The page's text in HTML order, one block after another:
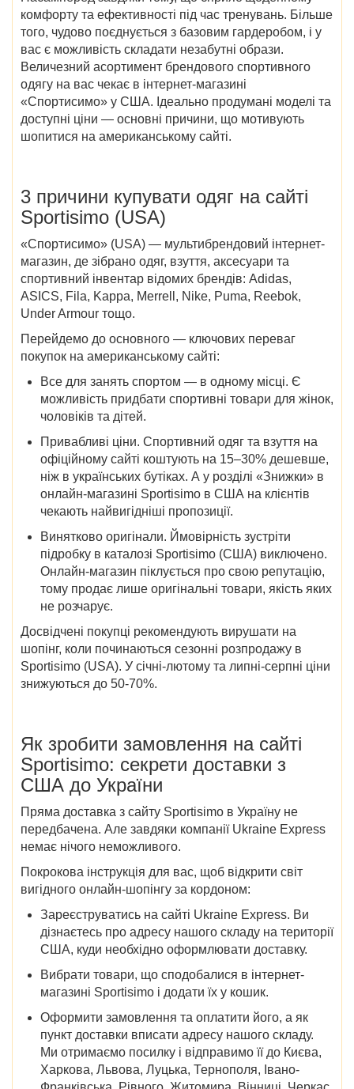
комфорту та ефективності під час тренувань. Більше
того, чудово поєднується з базовим гардеробом, і у
вас є можливість складати незабутні образи.
Величезний асортимент брендового спортивного
одягу на вас чекає в інтернет-магазині
«Спортисимо» у США. Ідеально продумані моделі та
доступні ціни — основні причини, що мотивують
шопитися на американському сайті.
3 причини купувати одяг на сайті
Sportisimo (USA)
«Спортисимо» (USA) — мультибрендовий інтернет-
магазин, де зібрано одяг, взуття, аксесуари та
спортивний інвентар відомих брендів: Adidas,
ASICS, Fila, Kappa, Merrell, Nike, Puma, Reebok,
Under Armour тощо.
Перейдемо до основного — ключових переваг
покупок на американському сайті:
Все для занять спортом — в одному місці. Є
можливість придбати спортивні товари для жінок,
чоловіків та дітей.
Привабливі ціни. Спортивний одяг та взуття на
офіційному сайті коштують на 15–30% дешевше,
ніж в українських бутіках. А у розділі «Знижки» в
онлайн-магазині Sportisimo в США на клієнтів
чекають найвигідніші пропозиції.
Винятково оригінали. Ймовірність зустріти
підробку в каталозі Sportisimo (США) виключено.
Онлайн-магазин піклується про свою репутацію,
тому продає лише оригінальні товари, якість яких
не розчарує.
Досвідчені покупці рекомендують вирушати на
шопінг, коли починаються сезонні розпродажу в
Sportisimo (USA). У січні-лютому та липні-серпні ціни
знижуються до 50-70%.
Як зробити замовлення насайті
Sportisimo: секрети доставки з
США до України
Пряма доставка з сайту Sportisimo в Україну не
передбачена. Але завдяки компанії Ukraine Express
немає нічого неможливого.
Покрокова інструкція для вас, щоб відкрити світ
вигідного онлайн-шопінгу за кордоном:
Зареєструватись на сайті Ukraine Express. Ви
дізнаєтесь про адресу нашого складу на території
США, куди необхідно оформлювати доставку.
Вибрати товари, що сподобалися в інтернет-
магазині Sportisimo і додати їх у кошик.
Оформити замовлення та оплатити його, а як
пункт доставки вписати адресу нашого складу.
Ми отримаємо посилку і відправимо її до Києва,
Харкова, Львова, Луцька, Тернополя, Івано-